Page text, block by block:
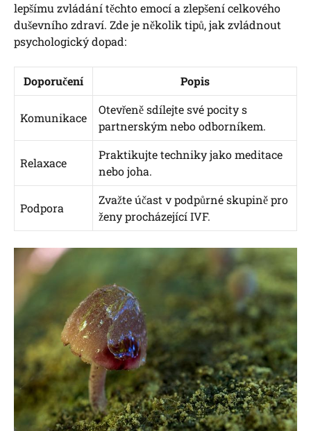
lepšímu zvládání těchto emocí a zlepšení celkového
duševního zdraví. Zde je několik tipů, jak zvládnout
psychologický dopad:
Doporučení Popis
Komunikace
Otevřeně sdílejte své pocity s
partnerským nebo odborníkem.
Relaxace
Praktikujte techniky jako meditace
nebo joha.
Podpora
Zvažte účast v podpůrné skupině pro
ženy procházející IVF.